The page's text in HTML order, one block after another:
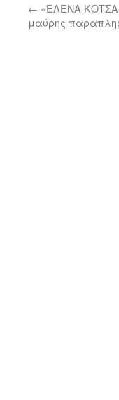
← «ΕΛΕΝΑ
μαύρης